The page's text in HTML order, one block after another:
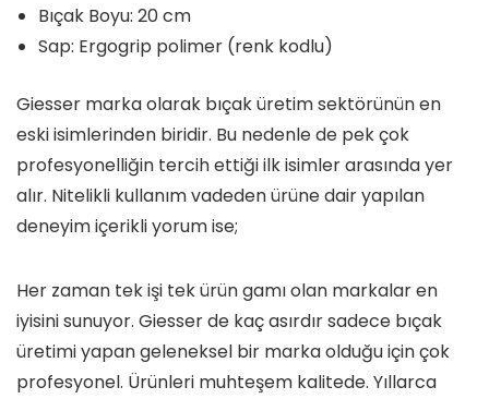
Bıçak Boyu: 20 cm
Sap: Ergogrip polimer (renk kodlu)
Giesser marka olarak bıçak üretim sektörünün en
eski isimlerinden biridir. Bu nedenle de pek çok
profesyonelliğin tercih ettiği ilk isimler arasında yer
alır. Nitelikli kullanım vadeden ürüne dair yapılan
deneyim içerikli yorum ise;
Her zaman tek işi tek ürün gamı olan markalar en
iyisini sunuyor. Giesser de kaç asırdır sadece bıçak
üretimi yapan geleneksel bir marka olduğu için çok
profesyonel. Ürünleri muhteşem kalitede. Yıllarca